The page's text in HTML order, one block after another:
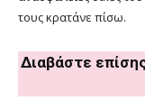
τους κρατάνε πίσω.
Διαβάστε